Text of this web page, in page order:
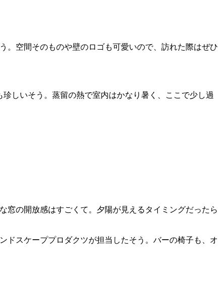
。空間そのものや壁のロゴも可愛いので、訪れた際はぜひ
しいそう。蒸留の熱で室内はかなり暑く、ここで少し過
窓の開放感はすごくて。夕陽が見えるタイミングだったら
ドスケーププロダクツが担当したそう。バーの椅子も、オ